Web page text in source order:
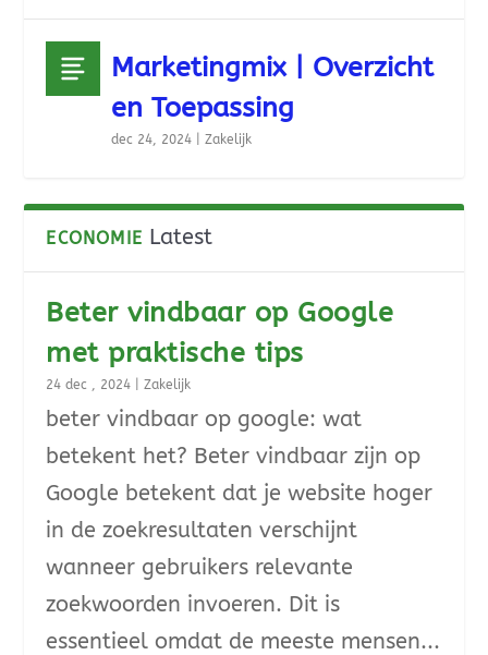
Marketingmix | Overzicht
en Toepassing
dec 24, 2024 |Zakelijk
ECONOMIE Latest
Beter vindbaar op Google
met praktische tips
24 dec , 2024 |Zakelijk
beter vindbaar op google: wat
betekent het? Beter vindbaar zijn op
Google betekent dat je website hoger
in de zoekresultaten verschijnt
wanneer gebruikers relevante
zoekwoorden invoeren. Dit is
essentieel omdat de meeste mensen...